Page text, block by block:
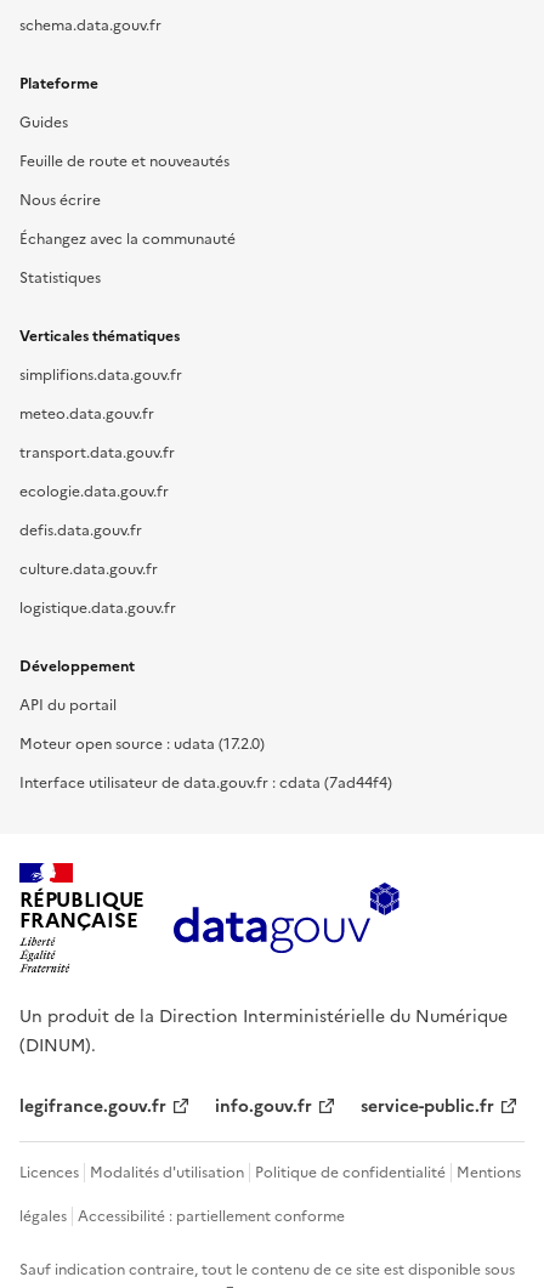
schema.data.gouv.fr
Plateforme
Guides
Feuille de route et nouveautés
Nous écrire
Échangez avec la communauté
Statistiques
Verticales thématiques
simplifions.data.gouv.fr
meteo.data.gouv.fr
transport.data.gouv.fr
ecologie.data.gouv.fr
defis.data.gouv.fr
culture.data.gouv.fr
logistique.data.gouv.fr
Développement
API du portail
Moteur open source : udata (17.2.0)
Interface utilisateur de data.gouv.fr : cdata (7ad44f4)
RÉPUBLIQUE
FRANÇAISE
Un produit de la Direction Interministérielle du Numérique
(DINUM).
legifrance.gouv.fr info.gouv.fr service-public.fr
Licences Modalités d'utilisation Politique de confidentialité Mentions
légales Accessibilité : partiellement conforme
Sauf indication contraire, tout le contenu de ce site est disponible sous